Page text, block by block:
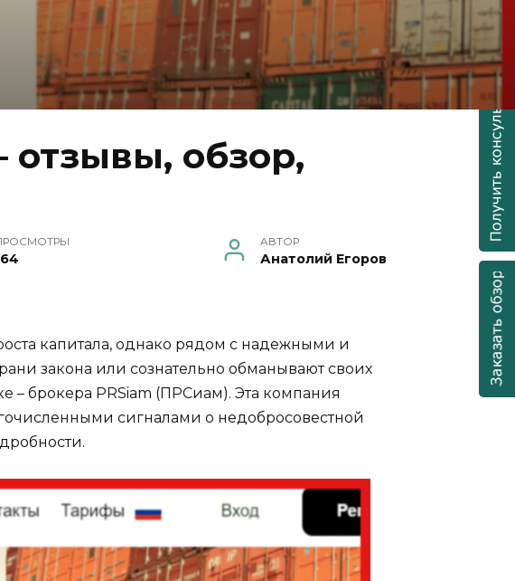
обзор,
АВТОР
Анатолий Егоров
капитала, однако рядом с надежными и
закона или сознательно обманывают своих
– брокера PRSiam (ПРСиам). Эта компания
сигналами о недобросовестной